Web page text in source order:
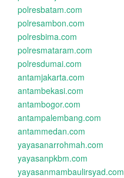
polresbatam.com
polresambon.com
polresbima.com
polresmataram.com
polresdumai.com
antamjakarta.com
antambekasi.com
antambogor.com
antampalembang.com
antammedan.com
yayasanarrohmah.com
yayasanpkbm.com
yayasanmambaulirsyad.com